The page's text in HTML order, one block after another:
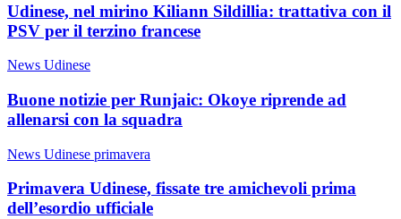
Udinese, nel mirino Kiliann Sildillia: trattativa con il
PSV per il terzino francese
News Udinese
Buone notizie per Runjaic: Okoye riprende ad
allenarsi con la squadra
News Udinese primavera
Primavera Udinese, fissate tre amichevoli prima
dell’esordio ufficiale